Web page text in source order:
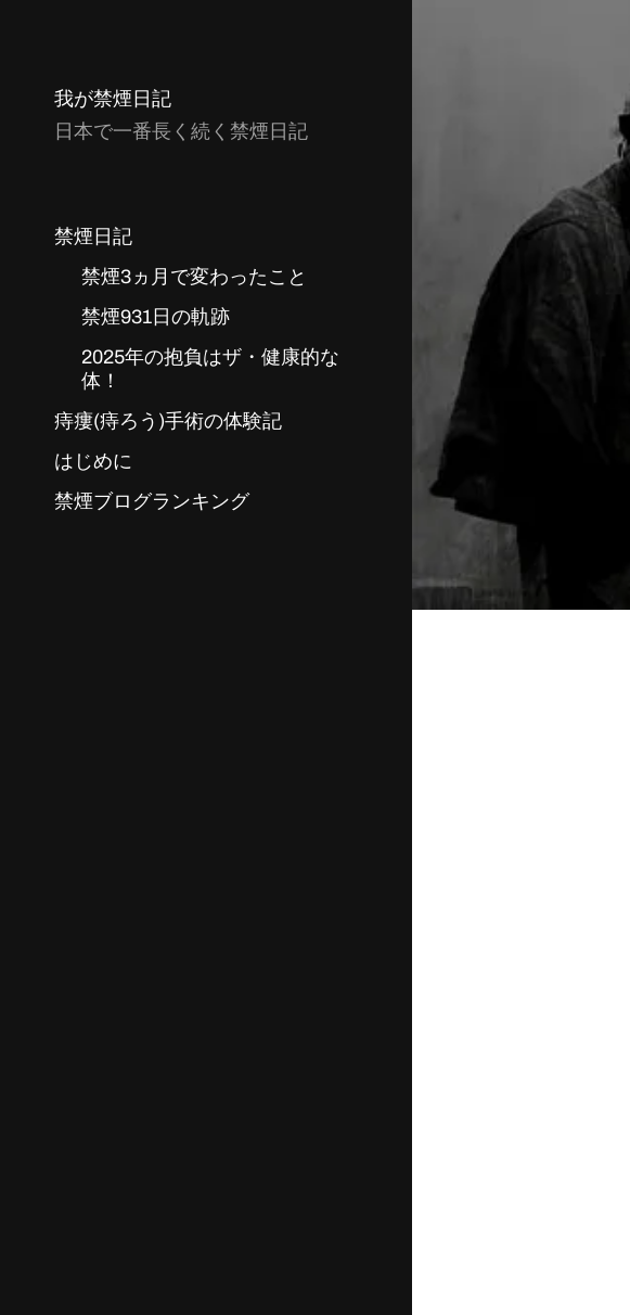
我が禁煙日記
日本で一番長く続く禁煙日記
禁煙日記
禁煙3ヵ月で変わったこと
禁煙931日の軌跡
2025年の抱負はザ・健康的な
体！
痔瘻(痔ろう)手術の体験記
はじめに
禁煙ブログランキング